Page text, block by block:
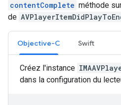
contentComplete méthode
de
Objective-C Swift
Créez l'instance
dans la configuration du